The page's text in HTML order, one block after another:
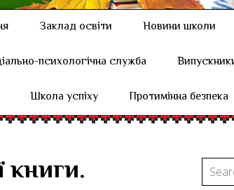
Заклад освіти Новини школи
психологічна служба
Школа успіху Протимінна безпека